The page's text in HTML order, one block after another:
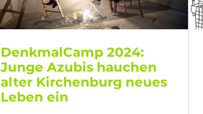
DenkmalCamp 2024:
Junge Azubis hauchen
alter Kirchenburg neues
Leben ein